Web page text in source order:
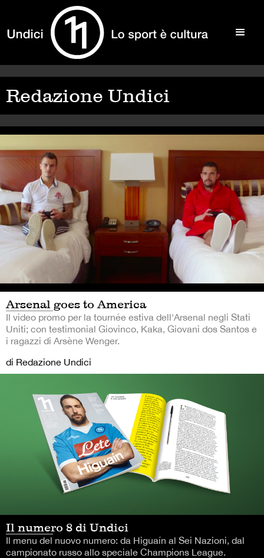
Redazione Undici
Arsenal goes to America
Il video promo per la tournée estiva dell'Arsenal negli Stati
Uniti; con testimonial Giovinco, Kaka, Giovani dos Santos e
i ragazzi di Arsène Wenger.
di Redazione Undici
Il numero 8 di Undici
Il menu del nuovo numero: da Higuaín al Sei Nazioni, dal
campionato russo allo speciale Champions League.